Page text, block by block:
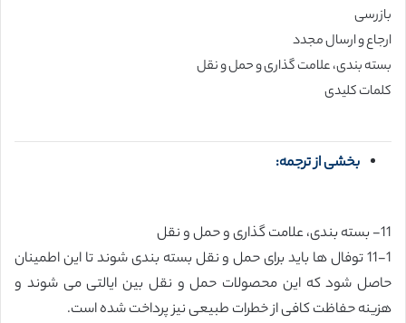
بازرسی
ارجاع و ارسال مجدد
بسته بندی، علامت گذاری و حمل و نقل
کلمات کلیدی
بخشی از ترجمه:
11- بسته بندی، علامت گذاری و حمل و نقل
11-1 توفال ها باید برای حمل و نقل بسته بندی شوند تا این اطمینان
حاصل شود که این محصولات حمل و نقل بین ایالتی می شوند و
هزینه حفاظت کافی از خطرات طبیعی نیز پرداخت شده است.